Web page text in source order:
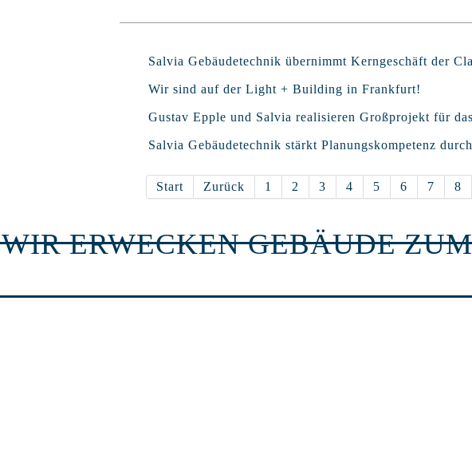
Salvia Gebäudetechnik übernimmt Kerngeschäft der
Wir sind auf der Light + Building in Frankfurt!
Gustav Epple und Salvia realisieren Großprojekt für
Salvia Gebäudetechnik stärkt Planungskompetenz
Start Zurück 1 2 3 4 5 6 7 8
WIR ERWECKEN GEBÄUDE